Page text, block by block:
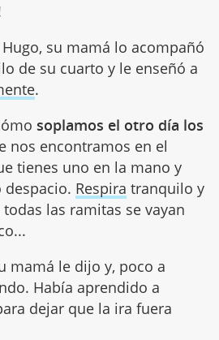
su mamá lo acompañó
de su cuarto y le enseñó a
.
soplamos el otro día los
nos encontramos en el
tienes uno en la mano y
Respira tranquilo y
las ramitas se vayan
mamá le dijo y, poco a
Había aprendido a
dejar que la ira fuera